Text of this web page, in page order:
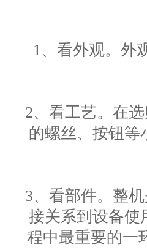
1、看外观。外
2、看工艺。在
的螺丝、按钮等
3、看部件。整
接关系到设备使
程中最重要的一